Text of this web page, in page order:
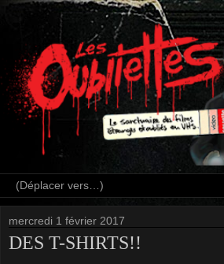
mercredi 1 février 2017
DES T-SHIRTS!!